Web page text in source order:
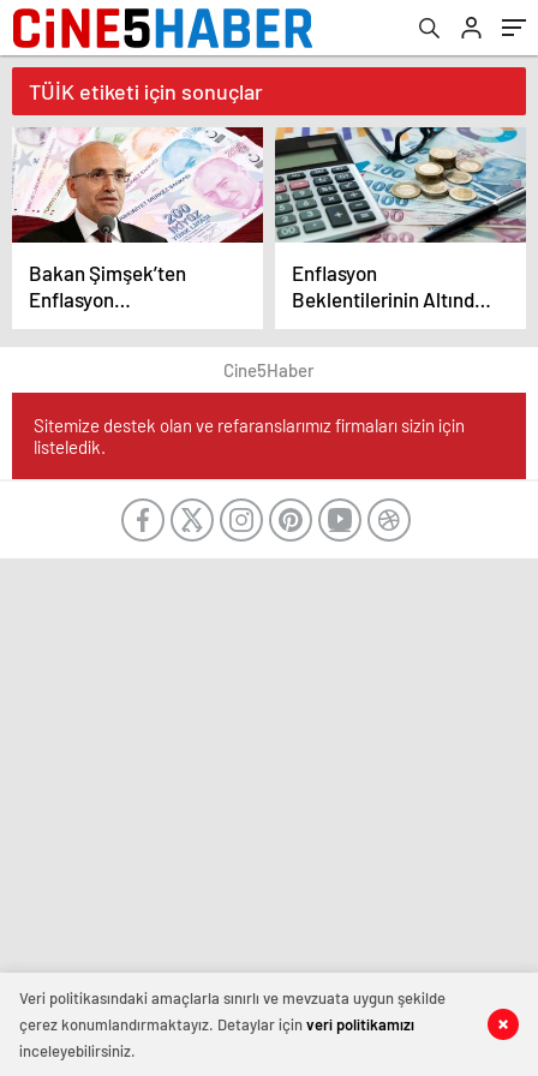
TÜİK etiketi için sonuçlar
Bakan Şimşek’ten
Enflasyon
Değerlendirmesi
Enflasyon
Beklentilerinin Altında
Kalsa da Yükseliş
Sürüyor
Cine5Haber
Sitemize destek olan ve refaranslarımız firmaları sizin için
listeledik.
Veri politikasındaki amaçlarla sınırlı ve mevzuata uygun şekilde
çerez konumlandırmaktayız. Detaylar içinveri politikamızı
inceleyebilirsiniz.